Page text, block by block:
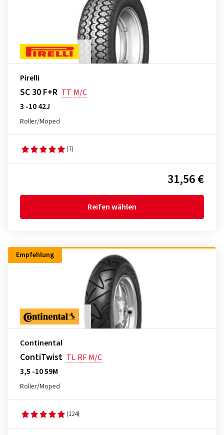
Pirelli
SC 30 F+R TT M/C
3 -10 42J
Roller/Moped
(7)
31,56 €
Reifen wählen
Empfehlung
Continental
ContiTwist TL RF M/C
3,5 -10 59M
Roller/Moped
(124)